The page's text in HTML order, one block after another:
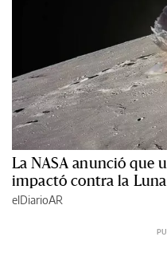
La NASA anunció que
impactó contra la
elDiarioAR